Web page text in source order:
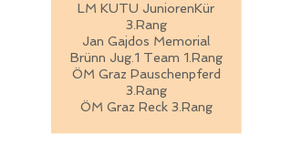
LM KUTU JuniorenKür
3.Rang
Jan Gajdos Memorial
Brünn Jug.1 Team 1.Rang
ÖM Graz Pauschenpferd
3.Rang
ÖM Graz Reck 3.Rang